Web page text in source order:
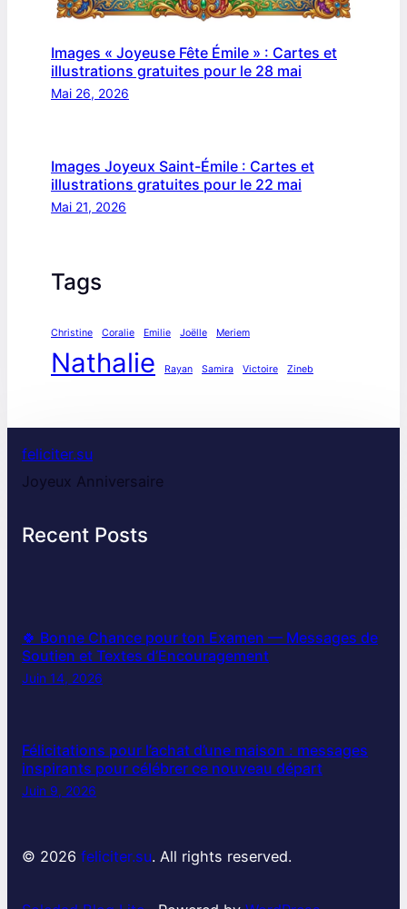
Images « Joyeuse Fête Émile » : Cartes et
illustrations gratuites pour le 28 mai
Mai 26, 2026
Images Joyeux Saint-Émile : Cartes et
illustrations gratuites pour le 22 mai
Mai 21, 2026
Tags
Christine Coralie Emilie Joëlle Meriem
Nathalie Rayan Samira Victoire Zineb
feliciter.su
Joyeux Anniversaire
Recent Posts
🍀 Bonne Chance pour ton Examen — Messages de
Soutien et Textes d’Encouragement
Juin 14, 2026
Félicitations pour l’achat d’une maison : messages
inspirants pour célébrer ce nouveau départ
Juin 9, 2026
© 2026 feliciter.su. All rights reserved.